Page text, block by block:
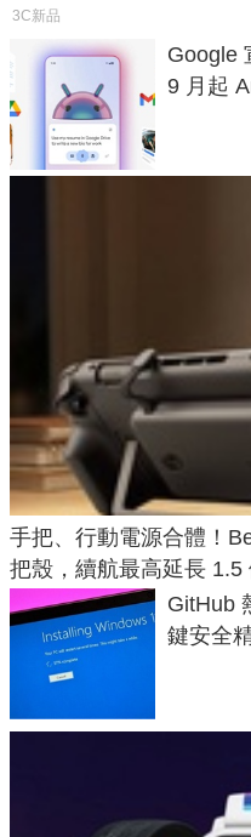
3C新品
Google
9 月起
手把、行動電源合體！
把殼，續航最高延長 1.5
GitHub
鍵安全